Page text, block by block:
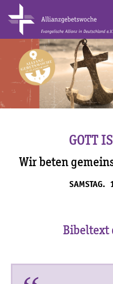
GOTT
Wir beten
SAMSTAG.
Bibeltext